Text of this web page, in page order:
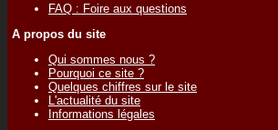
FAQ : Foire aux questions
A propos du site
Qui sommes nous ?
Pourquoi ce site ?
Quelques chiffres sur le site
L'actualité du site
Informations légales